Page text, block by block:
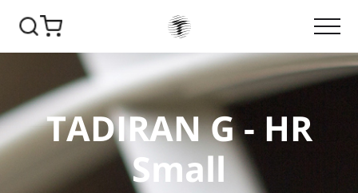
TADIRAN G - HR
Small